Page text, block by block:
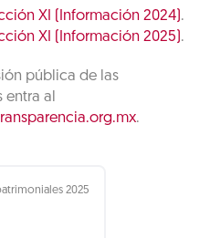
XI (Información 2024) .
XI (Información 2025) .
pública de las
al
.
2025